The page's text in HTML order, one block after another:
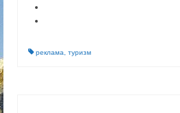
реклама туризм